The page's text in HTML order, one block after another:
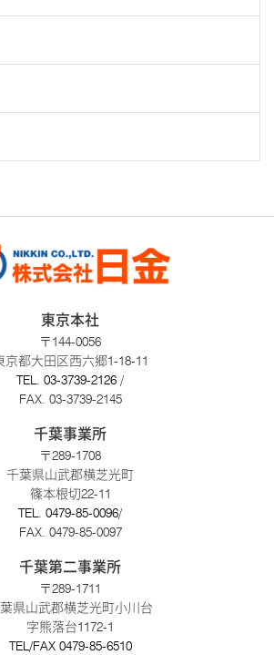
東京本社
〒144-0056
京都大田区西六郷1-18-11
TEL. 03-3739-2126 /
FAX. 03-3739-2145
千葉事業所
〒289-1708
千葉県山武郡横芝光町
篠本根切22-11
TEL. 0479-85-0096/
FAX. 0479-85-0097
千葉第二事業所
〒289-1711
県山武郡横芝光町小川台
字熊落台1172-1
TEL/FAX 0479-85-6510